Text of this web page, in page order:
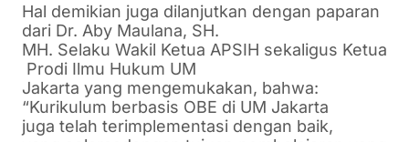
Hal demikian juga dilanjutkan dengan paparan
dari Dr. Aby Maulana, SH.
MH. Selaku Wakil Ketua APSIH sekaligus Ketua
Prodi Ilmu Hukum UM
Jakarta yang mengemukakan, bahwa:
“Kurikulum berbasis OBE di UM Jakarta
juga telah terimplementasi dengan baik,